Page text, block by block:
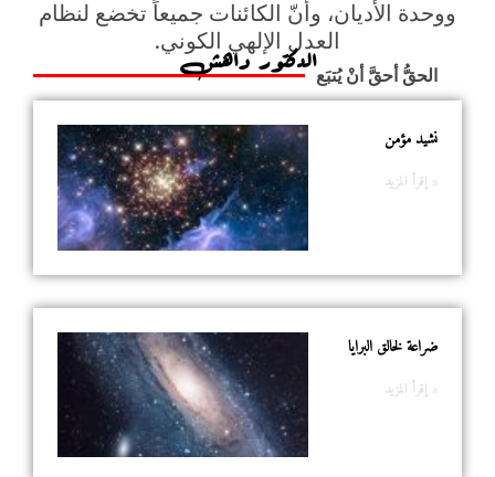
ووحدة الأديان، وأنّ الكائنات جميعاً تخضع لنظام
العدل الإلهي الكوني.
الدكتور داهشالحقُّ أحقَّ أنْ يُتبَع
نشيد مؤمن
إقرأ المزيد »
ضراعة لخالق البرايا
إقرأ المزيد »